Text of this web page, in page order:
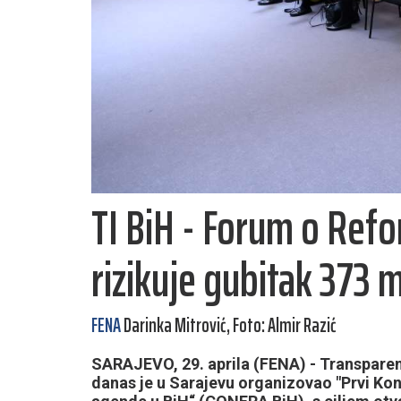
TI BiH - Forum o
rizikuje gubitak 373
FENADarinka Mitrović, Foto: Almir Razić
SARAJEVO, 29. aprila (FENA) -
danas je u Sarajevu organizovao "Prvi